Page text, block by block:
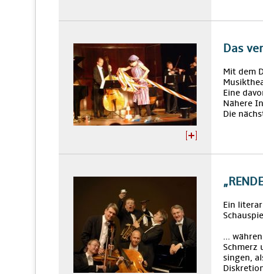
Das
Mit dem
Eine
Nähere
Die
Ein
...
Schmerz
singen,